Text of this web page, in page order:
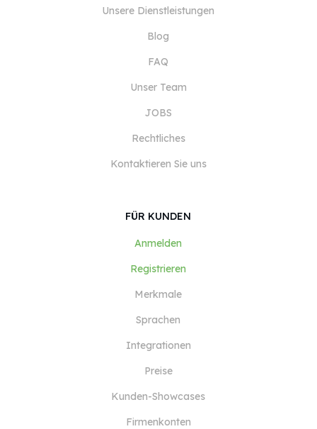
Unsere Dienstleistungen
Blog
FAQ
Unser Team
JOBS
Rechtliches
Kontaktieren Sie uns
FÜR KUNDEN
Anmelden
Registrieren
Merkmale
Sprachen
Integrationen
Preise
Kunden-Showcases
Firmenkonten